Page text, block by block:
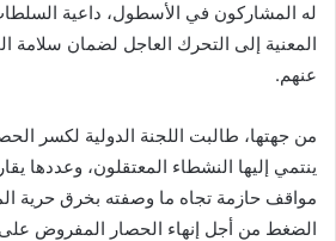
له المشاركون في الأسطول، داعية
المعنية إلى التحرك العاجل لضمان سلامة
عنهم.
من جهتها، طالبت اللجنة الدولية لكسر
مواقف حازمة تجاه ما وصفته بخرق حرية
الضغط من أجل إنهاء الحصار المفروض